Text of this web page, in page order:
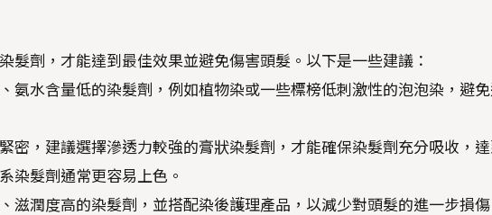
髮劑，才能達到最佳效果並避免傷害頭髮。以下是一些建議：
氨水含量低的染髮劑，例如植物染或一些標榜低刺激性的泡泡染，避
密，建議選擇滲透力較強的膏狀染髮劑，才能確保染髮劑充分吸收，
染髮劑通常更容易上色。
滋潤度高的染髮劑，並搭配染後護理產品，以減少對頭髮的進一步損